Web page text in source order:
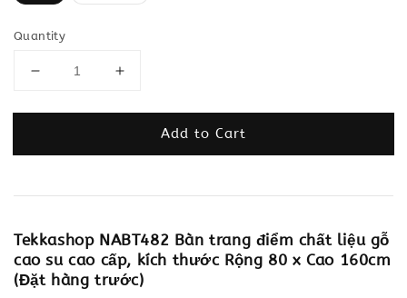
Quantity
Add to Cart
Tekkashop NABT482 Bàn trang điểm chất liệu gỗ
cao su cao cấp, kích thước Rộng 80 x Cao 160cm
(Đặt hàng trước)